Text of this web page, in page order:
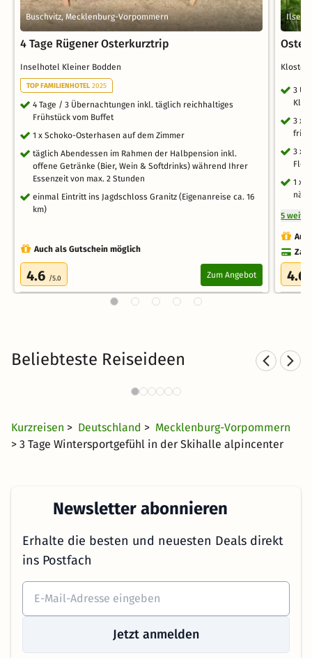
Buschvitz, Mecklenburg-Vorpommern
4 Tage Rügener Osterkurztrip
Inselhotel Kleiner Bodden
TOP FAMILIENHOTEL 2025
4 Tage / 3 Übernachtungen inkl. täglich reichhaltiges
Frühstück vom Buffet
1 x Schoko-Osterhasen auf dem Zimmer
täglich Abendessen im Rahmen der Halbpension inkl.
offene Getränke (Bier, Wein & Softdrinks) während Ihrer
Essenzeit von max. 2 Stunden
einmal Eintritt ins Jagdschloss Granitz (Eigenanreise ca. 16
km)
Auch als Gutschein möglich
4.6 /5.0 Zum Angebot
3
3 x
3 x
1 x
5
4.6
Beliebteste Reiseideen
Familienurlaub in
Kurzreisen > Deutschland > Mecklenburg-Vorpommern
> 3 Tage Wintersportgefühl in der Skihalle alpincenter
Newsletter abonnieren
Erhalte die besten und neuesten Deals direkt
ins Postfach
Jetzt anmelden